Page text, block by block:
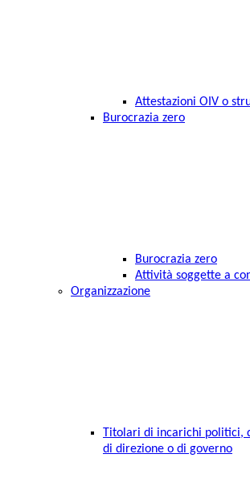
Attestazioni OIV o
Burocrazia zero
Burocrazia zero
Attività soggette a
Organizzazione
Titolari di incarichi politici,
di direzione o di governo